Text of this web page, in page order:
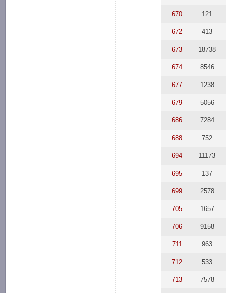
670 121
672 413
673 18738
674 8546
677 1238
679 5056
686 7284
688 752
694 11173
695 137
699 2578
705 1657
706 9158
711 963
712 533
713 7578